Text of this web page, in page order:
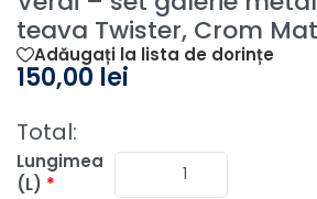
teava Twister, Crom
Adăugați la lista de dorințe
150,00 lei
Lungimea
(L) *
Total: